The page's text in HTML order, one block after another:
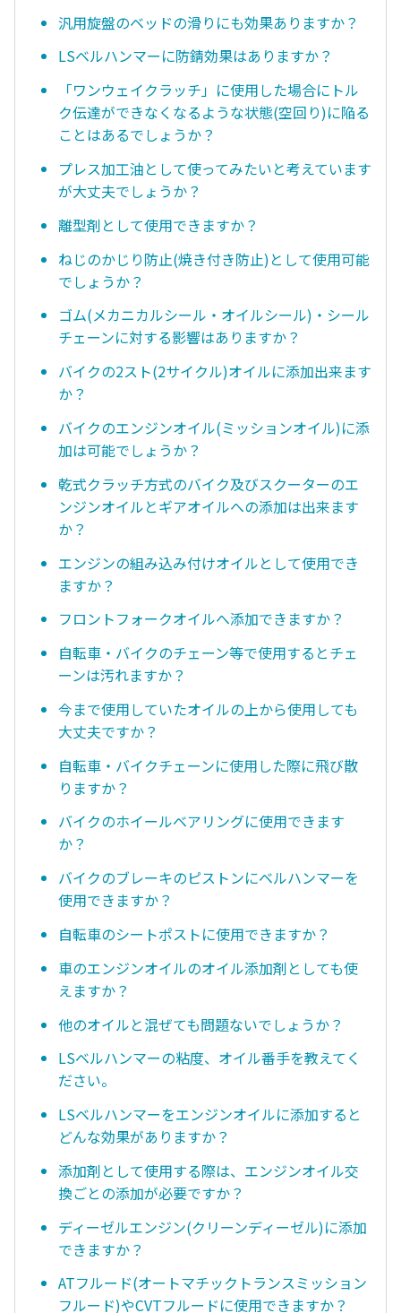
汎用旋盤のベッドの滑りにも効果ありますか？
LSベルハンマーに防錆効果はありますか？
「ワンウェイクラッチ」に使用した場合にトル
ク伝達ができなくなるような状態(空回り)に陥る
ことはあるでしょうか？
プレス加工油として使ってみたいと考えています
が大丈夫でしょうか？
離型剤として使用できますか？
ねじのかじり防止(焼き付き防止)として使用可能
でしょうか？
ゴム(メカニカルシール・オイルシール)・シール
チェーンに対する影響はありますか？
バイクの2スト(2サイクル)オイルに添加出来ます
か？
バイクのエンジンオイル(ミッションオイル)に添
加は可能でしょうか？
乾式クラッチ方式のバイク及びスクーターのエ
ンジンオイルとギアオイルへの添加は出来ます
か？
エンジンの組み込み付けオイルとして使用でき
ますか？
フロントフォークオイルへ添加できますか？
自転車・バイクのチェーン等で使用するとチェ
ーンは汚れますか？
今まで使用していたオイルの上から使用しても
大丈夫ですか？
自転車・バイクチェーンに使用した際に飛び散
りますか？
バイクのホイールベアリングに使用できます
か？
バイクのブレーキのピストンにベルハンマーを
使用できますか？
自転車のシートポストに使用できますか？
車のエンジンオイルのオイル添加剤としても使
えますか？
他のオイルと混ぜても問題ないでしょうか？
LSベルハンマーの粘度、オイル番手を教えてく
ださい。
LSベルハンマーをエンジンオイルに添加すると
どんな効果がありますか？
添加剤として使用する際は、エンジンオイル交
換ごとの添加が必要ですか？
ディーゼルエンジン(クリーンディーゼル)に添加
できますか？
ATフルード(オートマチックトランスミッション
フルード)やCVTフルードに使用できますか？